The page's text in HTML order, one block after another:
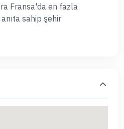
Fransa'da en fazla
sahip şehir